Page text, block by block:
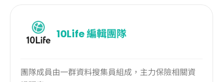
10Life編輯團隊
團隊成員由一群資料搜集員組成，主力保險相關資